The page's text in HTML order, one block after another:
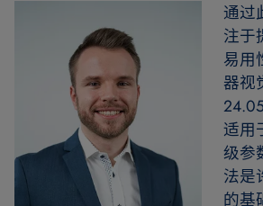
通过
注于
易用
器视
适用
级参
法是
的基